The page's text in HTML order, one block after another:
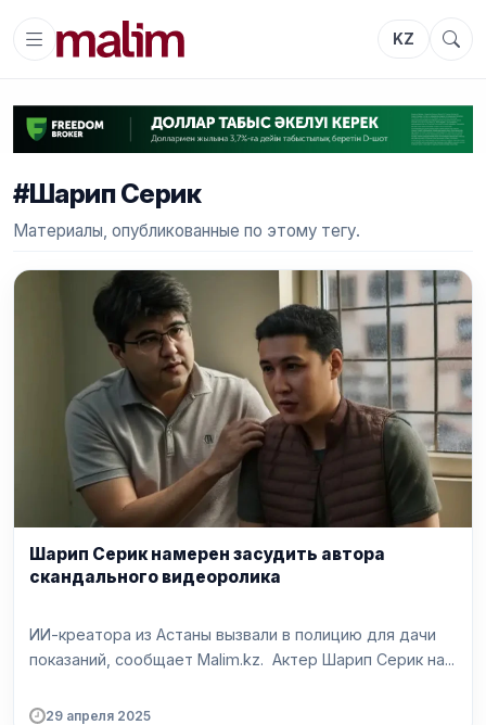
KZ
#Шарип Серик
Материалы, опубликованные по этому тегу.
Шарип Серик намерен засудить автора
скандального видеоролика
ИИ-креатора из Астаны вызвали в полицию для дачи
показаний, сообщает Malim.kz. Актер Шарип Серик на...
29 апреля 2025